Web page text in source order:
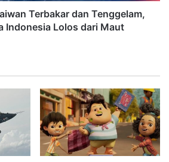
Terbakar dan Tenggelam,
Indonesia Lolos dari Maut